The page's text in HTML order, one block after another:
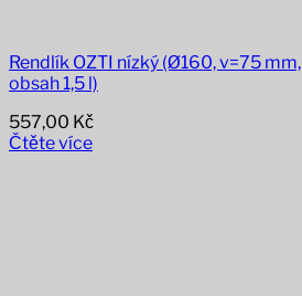
Rendlík OZTI nízký (Ø160, v=75 mm,
obsah 1,5 l)
557,00 Kč
Čtěte více